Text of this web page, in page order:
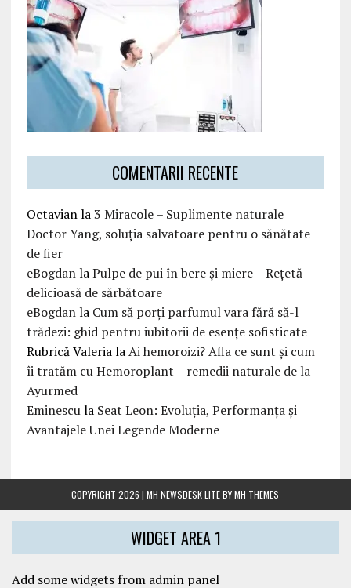
COMENTARII RECENTE
Octavianla3 Miracole – Suplimente naturale
Doctor Yang, soluția salvatoare pentru o sănătate
de fier
eBogdanlaPulpe de pui în bere și miere – Rețetă
delicioasă de sărbătoare
eBogdanla Cum să porți parfumul vara fără să-l
trădezi: ghid pentru iubitorii de esențe sofisticate
Rubrică ValerialaAi hemoroizi? Afla ce sunt și cum
îi tratăm cu Hemoroplant – remedii naturale de la
Ayurmed
Eminescula Seat Leon: Evoluția, Performanța și
Avantajele Unei Legende Moderne
COPYRIGHT 2026 | MH NEWSDESK LITE BYMH THEMES
WIDGET AREA 1
Add some widgets from admin panel